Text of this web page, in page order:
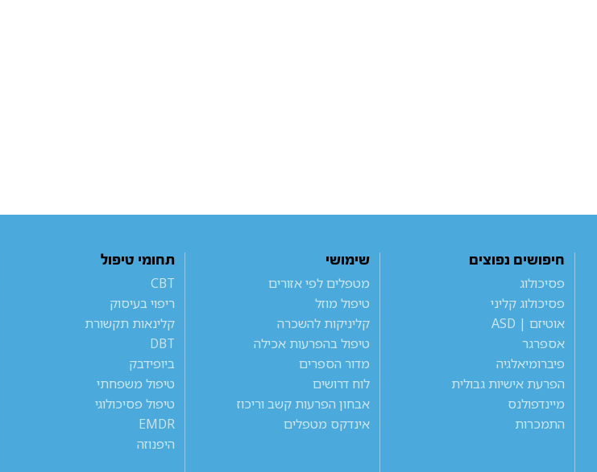
חיפושים נפוצים
פסיכולוג
פסיכולוג קליני
אוטיזם | ASD
אספרגר
פיברומיאלגיה
הפרעת אישיות גבולית
מיינדפולנס
התמכרות
שימושי
מטפלים לפי אזורים
טיפול מוזל
קליניקות להשכרה
טיפול בהפרעות אכילה
מדור הספרים
לוח דרושים
אבחון הפרעות קשב וריכוז
אינדקס מטפלים
תחומי טיפול
CBT
ריפוי בעיסוק
קלינאות תקשורת
DBT
ביופידבק
טיפול משפחתי
טיפול פסיכולוגי
EMDR
היפנוזה